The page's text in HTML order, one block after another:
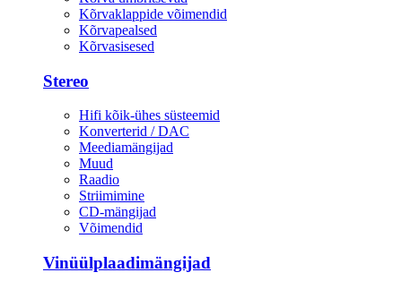
Kõrvaklappide võimendid
Kõrvapealsed
Kõrvasisesed
Stereo
Hifi kõik-ühes süsteemid
Konverterid / DAC
Meediamängijad
Muud
Raadio
Striimimine
CD-mängijad
Võimendid
Vinüülplaadimängijad